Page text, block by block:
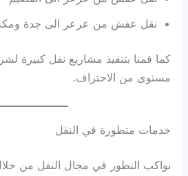
نقل عفش من عرعر الى جدة
كما قمنا بتنفيذ مشاريع نقل كبيرة
مستوى من الاحتراف.
خدمات متطورة في النقل
نواكب التطور في مجال النقل من